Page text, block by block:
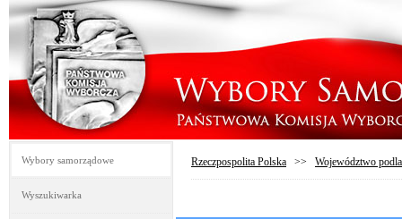
Wybory samorządowe
Wyszukiwarka
Rzeczpospolita Polska >> Województwo